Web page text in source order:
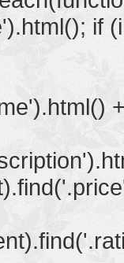
if